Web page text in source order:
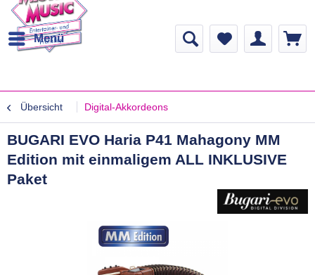
Menü
Übersicht Digital-Akkordeons
BUGARI EVO Haria P41 Mahagony MM
Edition mit einmaligem ALL INKLUSIVE
Paket